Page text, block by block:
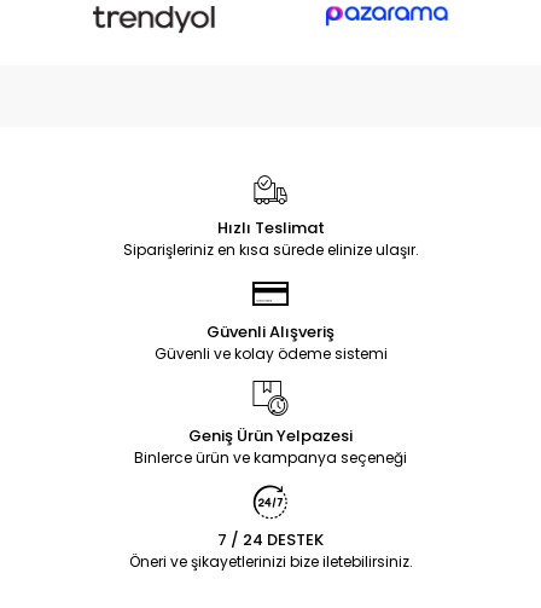
Hızlı Teslimat
Siparişleriniz en kısa sürede elinize ulaşır.
Güvenli Alışveriş
Güvenli ve kolay ödeme sistemi
Geniş Ürün Yelpazesi
Binlerce ürün ve kampanya seçeneği
7 / 24 DESTEK
Öneri ve şikayetlerinizi bize iletebilirsiniz.